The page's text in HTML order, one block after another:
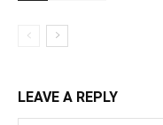
LEAVE A REPLY